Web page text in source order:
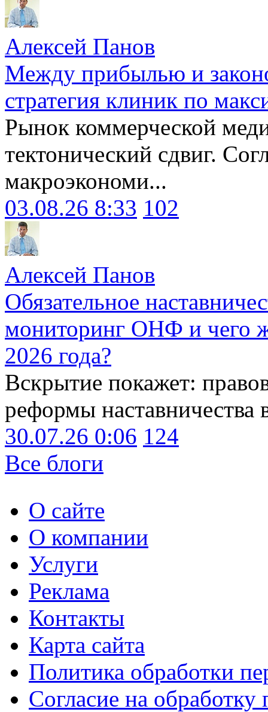
Алексей Панов
Между прибылью и
стратегия клиник по
Рынок коммерческой
тектонический сдвиг.
макроэкономи...
03.08.26 8:33 102
Алексей Панов
Обязательное
мониторинг ОНФ и чего
2026 года?
Вскрытие покажет:
реформы наставничества
30.07.26 0:06 124
Все блоги
О сайте
О компании
Услуги
Реклама
Контакты
Карта сайта
Политика обработки
Согласие на